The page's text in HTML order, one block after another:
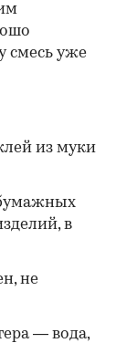
смесь уже
из муки
в
не
— вода,